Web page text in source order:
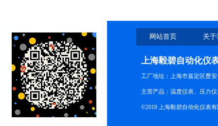
网站首页 关
上海毅碧自动化仪
工厂地址：上海市嘉定区曹安
主营产品：温度仪表、压力
©2018 上海毅碧自动化仪表